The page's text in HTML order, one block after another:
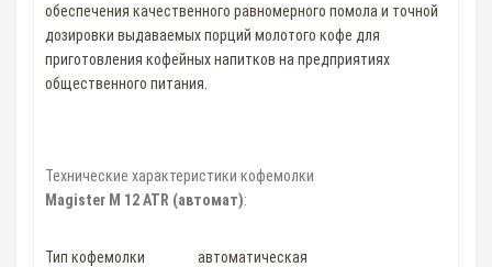
обеспечения качественного равномерного помола и точной
дозировки выдаваемых порций молотого кофе для
приготовления кофейных напитков на предприятиях
общественного питания.
Технические характеристики кофемолки
Magister M 12 ATR (автомат):
Тип кофемолки автоматическая